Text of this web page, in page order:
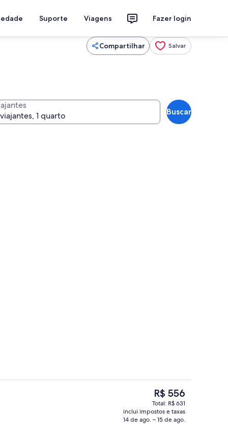
Suporte Viagens Fazer login
Compartilhar Salvar
Buscar
Fachada
O
preço
atual
é
R$ 556
Total: R$ 631
inclui impostos e taxas
14 de ago. – 15 de ago.